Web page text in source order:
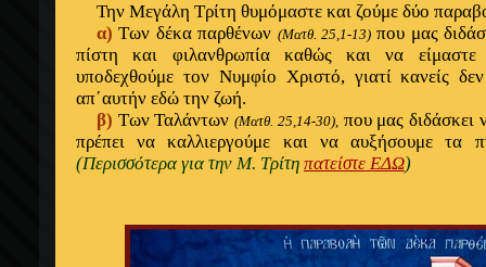
Την Μεγάλη Τρίτη θυμόμαστε και ζούμε δύο
α) Των δέκα παρθένων (Ματθ. 25,1-13) που μας
πίστη και φιλανθρωπία καθώς και να είμαστε
υποδεχθούμε τον Νυμφίο Χριστό, γιατί κανείς
απ΄αυτήν εδώ την ζωή.
β) Των Ταλάντων(Ματθ. 25,14-30),που μας διδάσκει
πρέπει να καλλιεργούμε και να αυξήσουμε τα
(Περισσότερα για την Μ. Τρίτη πατείστε ΕΔΩ)